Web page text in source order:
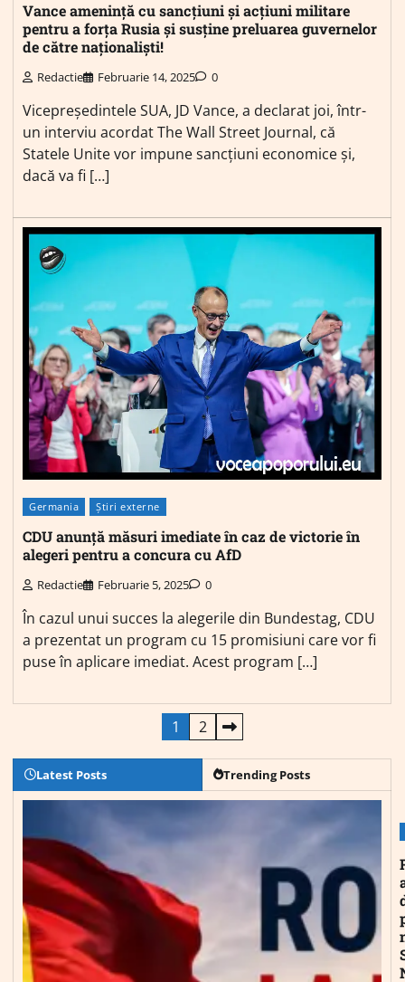
Vance amenință cu sancțiuni și acțiuni militare
pentru a forța Rusia și susține preluarea guvernelor
de către naționaliști!
Redactie Februarie 14, 2025 0
Vicepreședintele SUA, JD Vance, a declarat joi, într-
un interviu acordat The Wall Street Journal, că
Statele Unite vor impune sancțiuni economice și,
dacă va fi […]
Germania Știri externe
CDU anunță măsuri imediate în caz de victorie în
alegeri pentru a concura cu AfD
Redactie Februarie 5, 2025 0
În cazul unui succes la alegerile din Bundestag, CDU
a prezentat un program cu 15 promisiuni care vor fi
puse în aplicare imediat. Acest program […]
articole
1 2
Latest Posts Trending Posts